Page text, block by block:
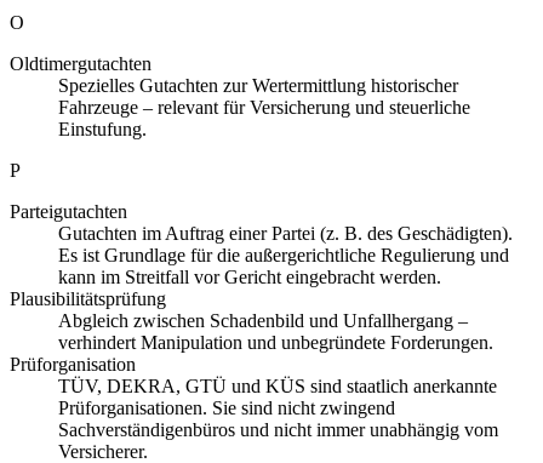
O
Oldtimergutachten
Spezielles Gutachten zur Wertermittlung historischer
Fahrzeuge – relevant für Versicherung und steuerliche
Einstufung.
P
Parteigutachten
Gutachten im Auftrag einer Partei (z. B. des Geschädigten).
Es ist Grundlage für die außergerichtliche Regulierung und
kann im Streitfall vor Gericht eingebracht werden.
Plausibilitätsprüfung
Abgleich zwischen Schadenbild und Unfallhergang –
verhindert Manipulation und unbegründete Forderungen.
Prüforganisation
TÜV, DEKRA, GTÜ und KÜS sind staatlich anerkannte
Prüforganisationen. Sie sind nicht zwingend
Sachverständigenbüros und nicht immer unabhängig vom
Versicherer.